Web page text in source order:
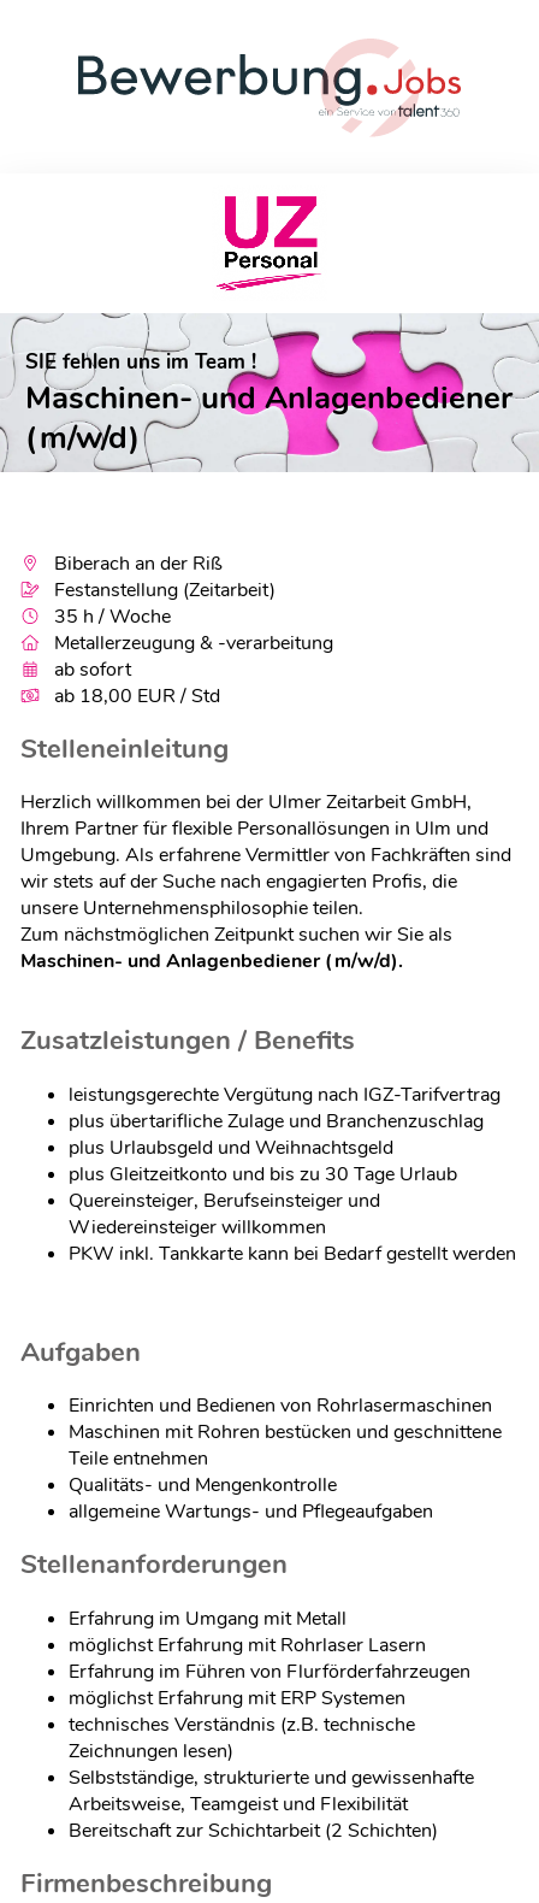
SIE fehlen uns im Team !
Maschinen- und Anlagenbediener
(m/w/d)
Biberach an der Riß
Festanstellung (Zeitarbeit)
35 h / Woche
Metallerzeugung & -verarbeitung
ab sofort
ab 18,00 EUR / Std
Stelleneinleitung
Herzlich willkommen bei der Ulmer Zeitarbeit GmbH,
Ihrem Partner für flexible Personallösungen in Ulm und
Umgebung. Als erfahrene Vermittler von Fachkräften sind
wir stets auf der Suche nach engagierten Profis, die
unsere Unternehmensphilosophie teilen.
Zum nächstmöglichen Zeitpunkt suchen wir Sie als
Maschinen- und Anlagenbediener (m/w/d).
Zusatzleistungen / Benefits
leistungsgerechte Vergütung nach IGZ-Tarifvertrag
plus übertarifliche Zulage und Branchenzuschlag
plus Urlaubsgeld und Weihnachtsgeld
plus Gleitzeitkonto und bis zu 30 Tage Urlaub
Quereinsteiger, Berufseinsteiger und
Wiedereinsteiger willkommen
PKW inkl. Tankkarte kann bei Bedarf gestellt werden
Aufgaben
Einrichten und Bedienen von Rohrlasermaschinen
Maschinen mit Rohren bestücken und geschnittene
Teile entnehmen
Qualitäts- und Mengenkontrolle
allgemeine Wartungs- und Pflegeaufgaben
Stellenanforderungen
Erfahrung im Umgang mit Metall
möglichst Erfahrung mit Rohrlaser Lasern
Erfahrung im Führen von Flurförderfahrzeugen
möglichst Erfahrung mit ERP Systemen
technisches Verständnis (z.B. technische
Zeichnungen lesen)
Selbstständige, strukturierte und gewissenhafte
Arbeitsweise, Teamgeist und Flexibilität
Bereitschaft zur Schichtarbeit (2 Schichten)
Firmenbeschreibung